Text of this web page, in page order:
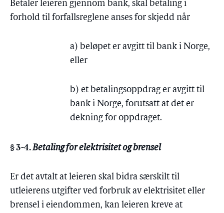
Betaler leieren gjennom bank, skal betaling i
forhold til forfallsreglene anses for skjedd når
a) beløpet er avgitt til bank i Norge,
eller
b) et betalingsoppdrag er avgitt til
bank i Norge, forutsatt at det er
dekning for oppdraget.
§ 3-4.Betaling for elektrisitet og brensel
Er det avtalt at leieren skal bidra særskilt til
utleierens utgifter ved forbruk av elektrisitet eller
brensel i eiendommen, kan leieren kreve at